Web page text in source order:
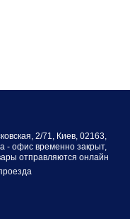
2/71, Киев, 02163,
отправляются онлайн